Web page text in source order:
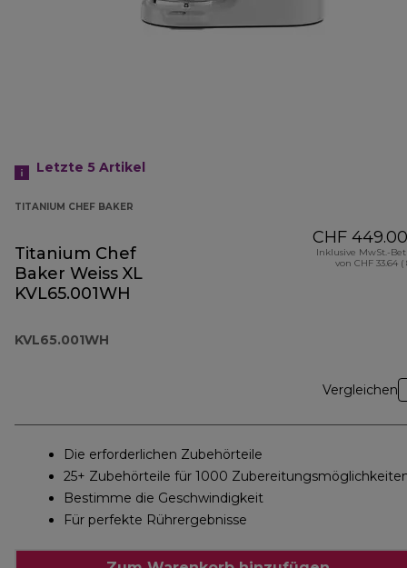
Letzte 5 Artikel
TITANIUM CHEF BAKER
Titanium Chef
Baker Weiss XL
KVL65.001WH
KVL65.001WH
CHF 449.00
Inklusive MwSt.-
von CHF 33.64 (
Vergleichen
Die erforderlichen Zubehörteile
25+ Zubehörteile für 1000
Bestimme die Geschwindigkeit
Für perfekte Rührergebnisse